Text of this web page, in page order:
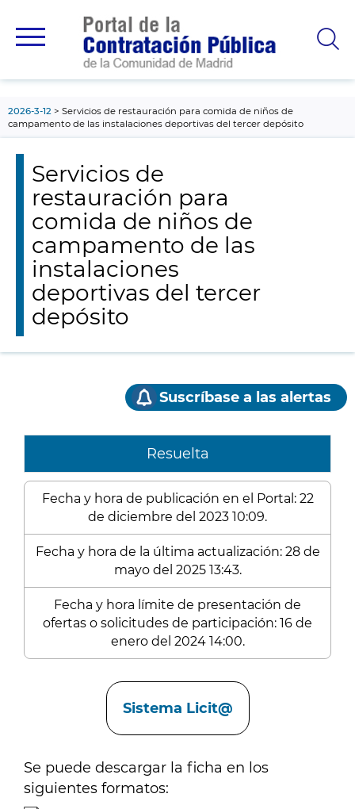
principal
2026-3-12
Servicios de restauración para comida de niños de
campamento de las instalaciones deportivas del tercer depósito
Servicios de
restauración para
comida de niños de
campamento de las
instalaciones
deportivas del tercer
depósito
Suscríbase a las alertas
Resuelta
Fecha y hora de publicación en el Portal: 22
de diciembre del 2023 10:09.
Fecha y hora de la última actualización: 28 de
mayo del 2025 13:43.
Fecha y hora límite de presentación de
ofertas o solicitudes de participación: 16 de
enero del 2024 14:00.
Sistema Licit@
Se puede descargar la ficha en los
siguientes formatos: